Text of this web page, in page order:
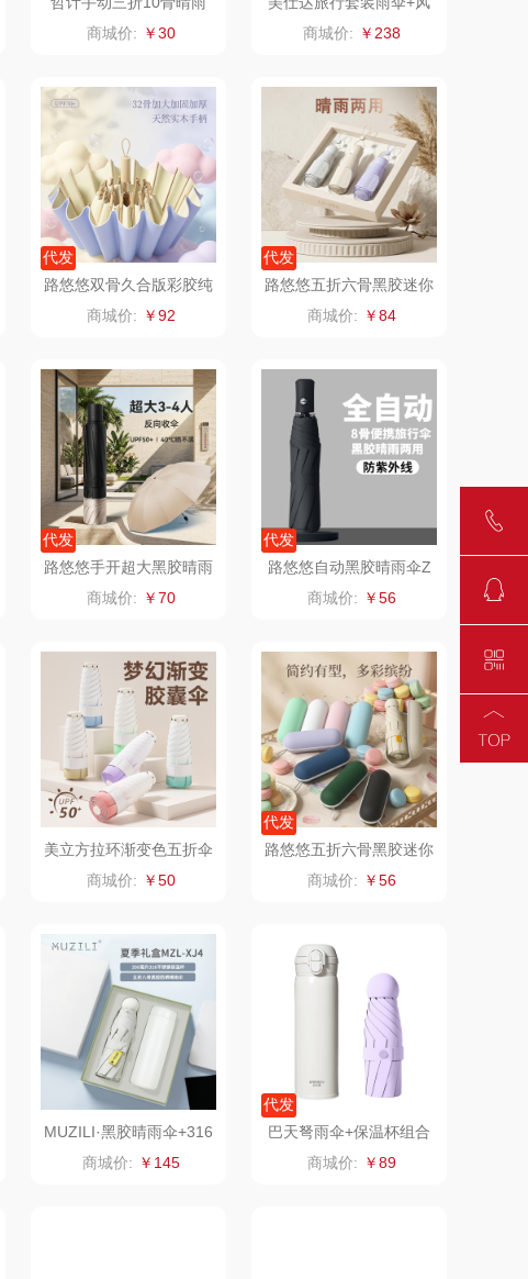
竹盐 悦滋木
康夫 罗尔仕
爱国者（移动电
源）
飞利浦
凤凰 保卫蛋蛋
实丰文化 洛克星球
可益康 皇家粮仓
路悠悠 尹谜
伊莎贝拉 荣事达（品牌方）
圣耳
真不二
洁丽雅（包销款）
奥克斯 五丰黎红
味滋源（品牌方） 立时olayks
梦洁 泉尔思
奈斯派索
天琴
皮尔卡丹（皮具 傲胜OSIM
温仑山（电器类）
澜沧古茶
伞Z-DF72205A（蓝色）
商城价: ￥30
扇+希乐杯子
商城价: ￥238
代发
路悠悠双骨久合版彩胶纯
色晴雨伞ZC317
商城价: ￥92
代发
路悠悠五折六骨黑胶迷你
晴雨伞ZC569
商城价: ￥84
代发
路悠悠手开超大黑胶晴雨
伞ZC8809
商城价: ￥70
代发
路悠悠自动黑胶晴雨伞Z
C8602
商城价: ￥56
美立方拉环渐变色五折伞
X510
商城价: ￥50
代发
路悠悠五折六骨黑胶迷你
晴雨伞ZC8516
商城价: ￥56
MUZILI·黑胶晴雨伞+316
不锈钢保温杯MZL-XJ4
商城价: ￥145
代发
巴天弩雨伞+保温杯组合
BTN-ZH3182
商城价: ￥89